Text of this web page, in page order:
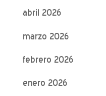
abril 2026
marzo 2026
febrero 2026
enero 2026